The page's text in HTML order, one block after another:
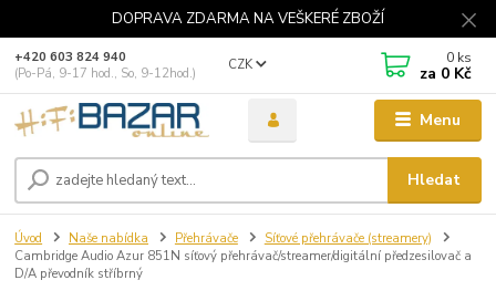
DOPRAVA ZDARMA NA VEŠKERÉ ZBOŽÍ
Menu
CZK
Hledat
+420 603 824 940
(Po-Pá, 9-17 hod., So, 9-12hod.)
0 ks
za 0 Kč
Úvod Naše nabídka Přehrávače
Síťové přehrávače (streamery)
Cambridge Audio Azur 851N síťový přehrávač/streamer/digitální předzesilovač a
D/A převodník stříbrný